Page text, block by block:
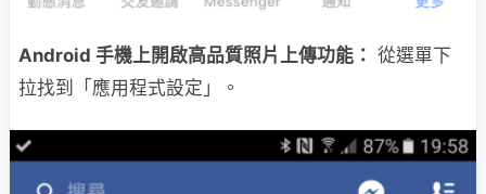
Android 手機上開啟高品質照片上傳功能： 從選單下
拉找到「應用程式設定」。